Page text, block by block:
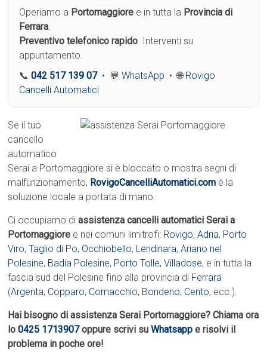
Operiamo a Portomaggiore e in tutta la Provincia di
Ferrara.
Preventivo telefonico rapido. Interventi su
appuntamento.
📞042 517 139 07• 💬WhatsApp • 🌐 Rovigo
Cancelli Automatici
Se il tuo
cancello
automatico
Serai a Portomaggiore si è bloccato o mostra segni di
malfunzionamento, RovigoCancelliAutomatici.com è la
soluzione locale a portata di mano.
Ci occupiamo diassistenza cancelli automatici Serai a
Portomaggiore e nei comuni limitrofi: Rovigo,Adria, Porto
Viro,Taglio di Po, Occhiobello, Lendinara,Ariano nel
Polesine, Badia Polesine, Porto Tolle,Villadose, e in tutta la
fascia sud del Polesine fino alla provincia di Ferrara
(Argenta, Copparo, Comacchio, Bondeno, Cento, ecc.).
Hai bisogno di assistenza Serai Portomaggiore? Chiama ora
lo0425 1713907oppure scrivi suWhatsapp e risolvi il
problema in poche ore!